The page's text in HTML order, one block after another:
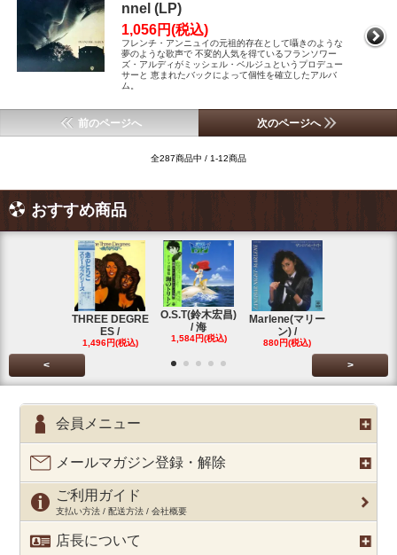
nnel (LP)
1,056円(税込)
フレンチ・アンニュイの元祖的存在として囁きのような
夢のような歌声で 不変的人気を得ているフランソワー
ズ・アルディがミッシェル・ベルジュというプロデュー
サーと 恵まれたバックによって個性を確立したアルバ
ム。
前のページへ 次のページへ
全287商品中 / 1-12商品
おすすめ商品
THREE DEGRE
ES /
1,496円(税込)
O.S.T(鈴木宏昌)
/ 海
1,584円(税込)
Marlene(マリー
ン) /
880円(税込)
< >
会員メニュー
メールマガジン登録・解除
ご利用ガイド
支払い方法 / 配送方法 / 会社概要
店長について